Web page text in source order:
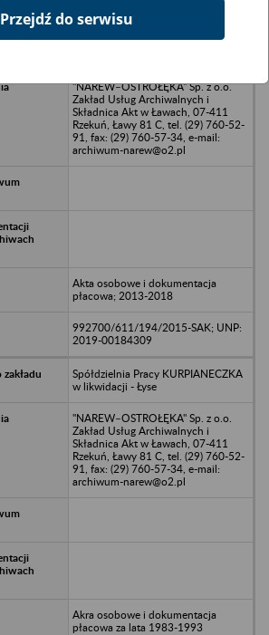
Stanisław Giżyński w Ostrołęce w
"NAREW–OSTROŁĘKA" Sp. z o.o.
Zakład Usług Archiwalnych i
Składnica Akt w Ławach, 07-411
Rzekuń, Ławy 81 C, tel. (29) 760-52-
91, fax: (29) 760-57-34, e-mail:
archiwum-narew@o2.pl
Akta osobowe i dokumentacja
płacowa; 2013-2018
992700/611/194/2015-SAK; UNP:
2019-00184309
Spółdzielnia Pracy KURPIANECZKA
w likwidacji - Łyse
"NAREW–OSTROŁĘKA" Sp. z o.o.
Zakład Usług Archiwalnych i
Składnica Akt w Ławach, 07-411
Rzekuń, Ławy 81 C, tel. (29) 760-52-
91, fax: (29) 760-57-34, e-mail:
archiwum-narew@o2.pl
Akra osobowe i dokumentacja
płacowa za lata 1983-1993
Przejdź do serwisu